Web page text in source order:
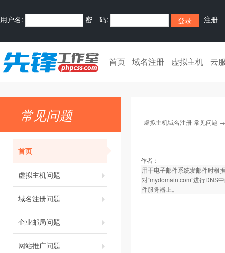
用户名: 密 码: 注册
首页 域名注册 虚拟主机 云
常见问题
首页
虚拟主机问题
域名注册问题
企业邮局问题
网站推广问题
虚拟主机域名注册-常见问题
作者：
用于电子邮件系统发邮件时根
对“mydomain.com”进行DNS
件服务器上。